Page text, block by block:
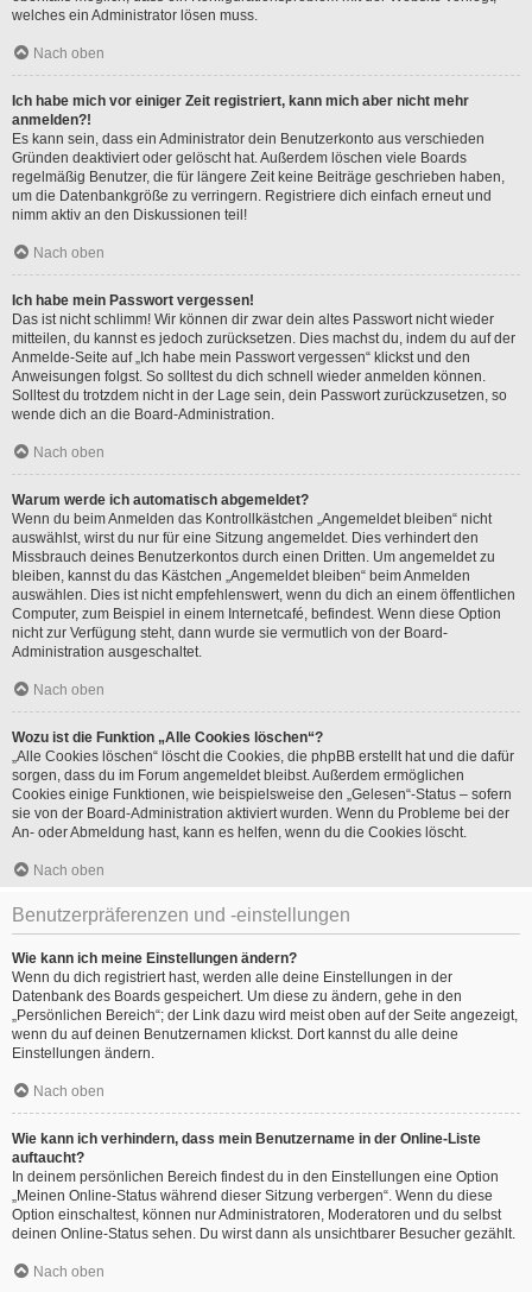
welches ein Administrator lösen muss.
Nach oben
Ich habe mich vor einiger Zeit registriert, kann mich aber nicht mehr
anmelden?!
Es kann sein, dass ein Administrator dein Benutzerkonto aus verschieden
Gründen deaktiviert oder gelöscht hat. Außerdem löschen viele Boards
regelmäßig Benutzer, die für längere Zeit keine Beiträge geschrieben haben,
um die Datenbankgröße zu verringern. Registriere dich einfach erneut und
nimm aktiv an den Diskussionen teil!
Nach oben
Ich habe mein Passwort vergessen!
Das ist nicht schlimm! Wir können dir zwar dein altes Passwort nicht wieder
mitteilen, du kannst es jedoch zurücksetzen. Dies machst du, indem du auf der
Anmelde-Seite auf „Ich habe mein Passwort vergessen“ klickst und den
Anweisungen folgst. So solltest du dich schnell wieder anmelden können.
Solltest du trotzdem nicht in der Lage sein, dein Passwort zurückzusetzen, so
wende dich an die Board-Administration.
Nach oben
Warum werde ich automatisch abgemeldet?
Wenn du beim Anmelden das Kontrollkästchen „Angemeldet bleiben“ nicht
auswählst, wirst du nur für eine Sitzung angemeldet. Dies verhindert den
Missbrauch deines Benutzerkontos durch einen Dritten. Um angemeldet zu
bleiben, kannst du das Kästchen „Angemeldet bleiben“ beim Anmelden
auswählen. Dies ist nicht empfehlenswert, wenn du dich an einem öffentlichen
Computer, zum Beispiel in einem Internetcafé, befindest. Wenn diese Option
nicht zur Verfügung steht, dann wurde sie vermutlich von der Board-
Administration ausgeschaltet.
Nach oben
Wozu ist die Funktion „Alle Cookies löschen“?
„Alle Cookies löschen“ löscht die Cookies, die phpBB erstellt hat und die dafür
sorgen, dass du im Forum angemeldet bleibst. Außerdem ermöglichen
Cookies einige Funktionen, wie beispielsweise den „Gelesen“-Status – sofern
sie von der Board-Administration aktiviert wurden. Wenn du Probleme bei der
An- oder Abmeldung hast, kann es helfen, wenn du die Cookies löscht.
Nach oben
Benutzerpräferenzen und -einstellungen
Wie kann ich meine Einstellungen ändern?
Wenn du dich registriert hast, werden alle deine Einstellungen in der
Datenbank des Boards gespeichert. Um diese zu ändern, gehe in den
„Persönlichen Bereich“; der Link dazu wird meist oben auf der Seite angezeigt,
wenn du auf deinen Benutzernamen klickst. Dort kannst du alle deine
Einstellungen ändern.
Nach oben
Wie kann ich verhindern, dass mein Benutzername in der Online-Liste
auftaucht?
In deinem persönlichen Bereich findest du in den Einstellungen eine Option
„Meinen Online-Status während dieser Sitzung verbergen“. Wenn du diese
Option einschaltest, können nur Administratoren, Moderatoren und du selbst
deinen Online-Status sehen. Du wirst dann als unsichtbarer Besucher gezählt.
Nach oben